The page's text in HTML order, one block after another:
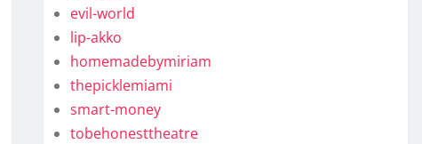
evil-world
lip-akko
homemadebymiriam
thepicklemiami
smart-money
tobehonesttheatre